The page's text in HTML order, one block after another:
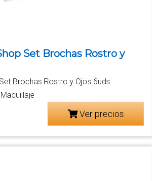
Set Brochas Rostro y
Brochas Rostro y Ojos 6uds.
Ver precios